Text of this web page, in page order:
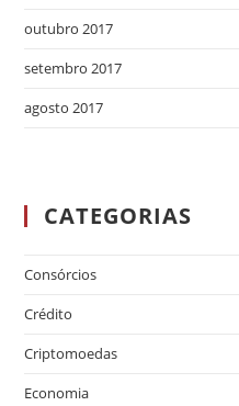
outubro 2017
setembro 2017
agosto 2017
CATEGORIAS
Consórcios
Crédito
Criptomoedas
Economia